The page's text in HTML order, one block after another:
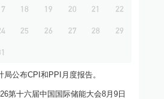
18 19 20 21 22
25 26 27 28 29
局公布CPI和PPI月度报告。
第十六届中国国际储能大会8月9日